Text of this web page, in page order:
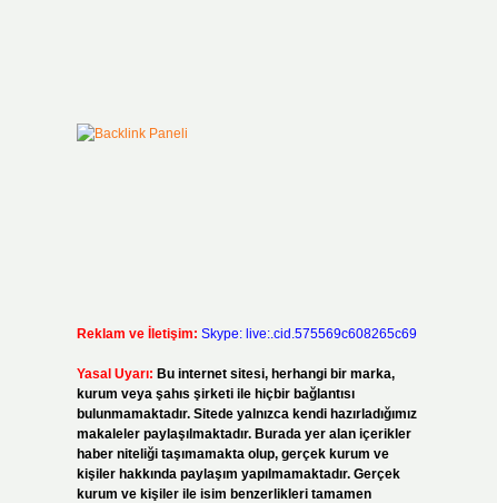
Reklam ve İletişim: Skype: live:.cid.575569c608265c69
Yasal Uyarı: Bu internet sitesi, herhangi bir marka,
kurum veya şahıs şirketi ile hiçbir bağlantısı
bulunmamaktadır. Sitede yalnızca kendi hazırladığımız
makaleler paylaşılmaktadır. Burada yer alan içerikler
haber niteliği taşımamakta olup, gerçek kurum ve
kişiler hakkında paylaşım yapılmamaktadır. Gerçek
kurum ve kişiler ile isim benzerlikleri tamamen